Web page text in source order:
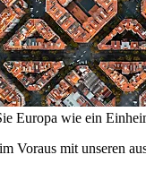
Europa wie ein
Voraus mit unseren